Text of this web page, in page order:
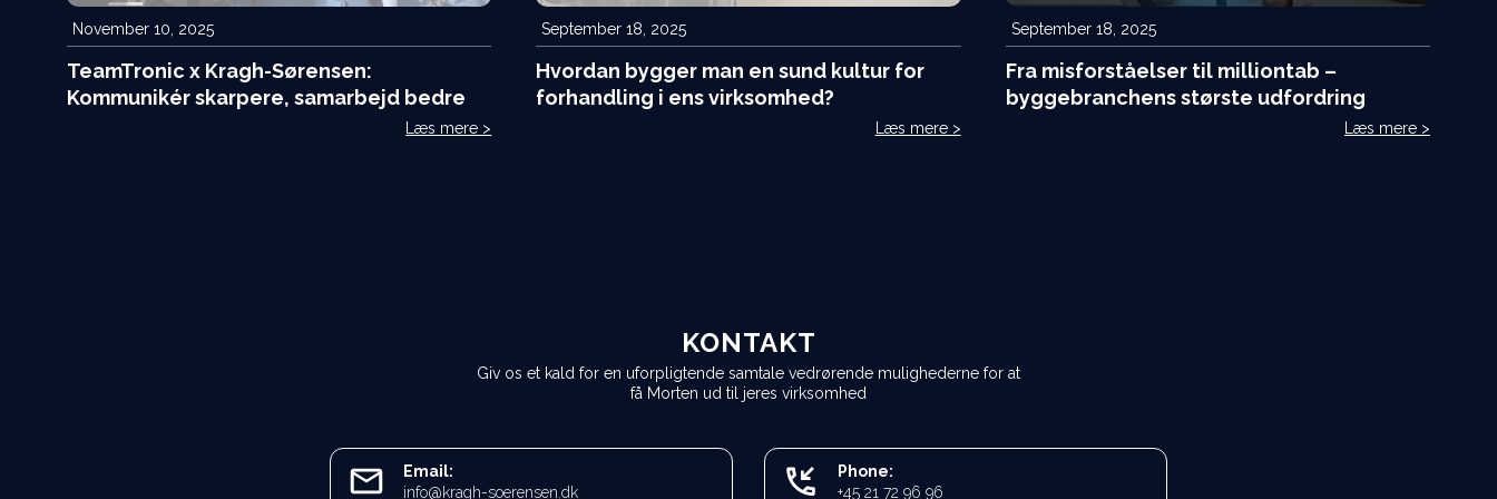
November 10, 2025
TeamTronic x Kragh-Sørensen:
Kommunikér skarpere, samarbejd bedre
Læs mere >
September 18, 2025
Hvordan bygger man en sund kultur for
forhandling i ens virksomhed?
Læs mere >
September 18, 2025
Fra misforståelser til milliontab –
byggebranchens største udfordring
Læs mere >
KONTAKT
Giv os et kald for en uforpligtende samtale vedrørende mulighederne for at
få Morten ud til jeres virksomhed
Email:
info@kragh-soerensen.dk
Phone:
+45 21 72 96 96